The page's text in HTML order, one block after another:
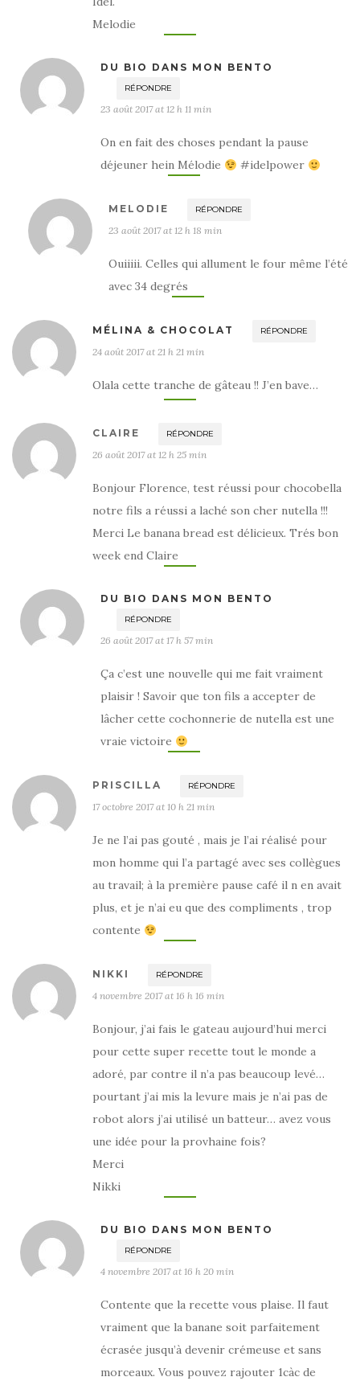
Melodie
DU BIO DANS MON BENTO
RÉPONDRE
23 août 2017 at 12 h 11 min
On en fait des choses pendant la pause
déjeuner hein Mélodie
#idelpower
MELODIE RÉPONDRE
23 août 2017 at 12 h 18 min
Ouiiiii. Celles qui allument le four même l’été
avec 34 degrés
MÉLINA & CHOCOLAT RÉPONDRE
24 août 2017 at 21 h 21 min
Olala cette tranche de gâteau !! J’en bave…
CLAIRE RÉPONDRE
26 août 2017 at 12 h 25 min
Bonjour Florence, test réussi pour chocobella
notre fils a réussi a laché son cher nutella !!!
Merci Le banana bread est délicieux. Trés bon
week end Claire
DU BIO DANS MON BENTO
RÉPONDRE
26 août 2017 at 17 h 57 min
Ça c’est une nouvelle qui me fait vraiment
plaisir ! Savoir que ton fils a accepter de
lâcher cette cochonnerie de nutella est une
vraie victoire
PRISCILLA RÉPONDRE
17 octobre 2017 at 10 h 21 min
Je ne l’ai pas gouté , mais je l’ai réalisé pour
mon homme qui l’a partagé avec ses collègues
au travail; à la première pause café il n en avait
plus, et je n’ai eu que des compliments , trop
contente
NIKKI RÉPONDRE
4 novembre 2017 at 16 h 16 min
Bonjour, j’ai fais le gateau aujourd’hui merci
pour cette super recette tout le monde a
adoré, par contre il n’a pas beaucoup levé…
pourtant j’ai mis la levure mais je n’ai pas de
robot alors j’ai utilisé un batteur… avez vous
une idée pour la provhaine fois?
Merci
Nikki
DU BIO DANS MON BENTO
RÉPONDRE
4 novembre 2017 at 16 h 20 min
Contente que la recette vous plaise. Il faut
vraiment que la banane soit parfaitement
écrasée jusqu’à devenir crémeuse et sans
morceaux. Vous pouvez rajouter 1càc de